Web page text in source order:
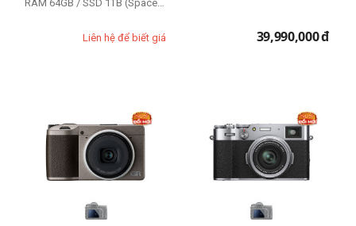
RAM 64GB / SSD 1TB (Space
Liên hệ để biết giá
39,990,000đ